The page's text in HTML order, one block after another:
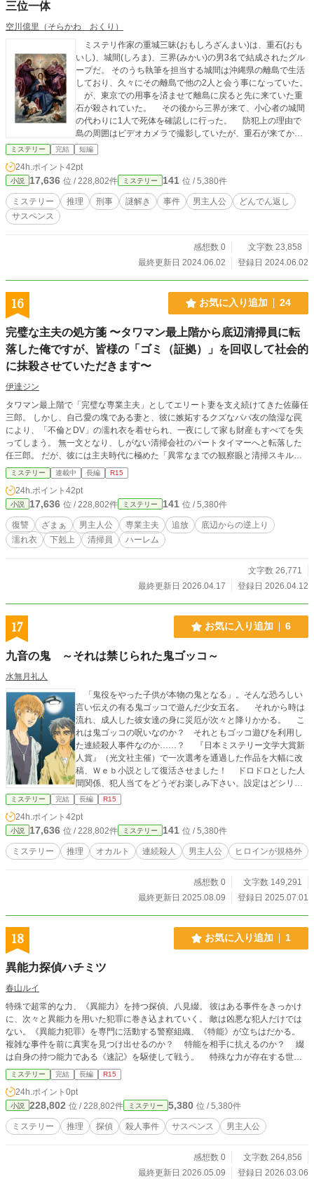
三位一体
空川億里（そらかわ おくり）
ミステリ作家の重城三昧(おもしろざんまい)は、重石(おも
いし)、城間(しろま)、三界(みかい)の男3名で結成されたグル
ープだ。 そのうち執筆を担当する城間は沖縄県の離島で生活
しており、久々にその離島で他の2人と会う事になっていた。
が、東京での用事を済ませて離島に戻ると先に来ていた重
石が殺されていた。 その後から三界が来て、小心者の城間
の代わりに1人で死体を確認しに行った。 防犯上の理由で
島の周囲はビデオカメラで撮影していたが、重石が来てから
城間が来るまで誰も来てないので、城間が疑われて沖縄県警
に逮捕される。 しかし城間と重石は大の親友で、城間に重
石を殺す動機がない。 都道府県の管轄を超えて捜査する日
本版FBIの全国警察の日置（ひおき）警部補は、沖縄県警に代
わって再捜査を開始する。
ミステリー 完結 短編
24h.ポイント 42pt
小説 17,636 位 / 228,802件 ミステリー 141 位 / 5,380件
ミステリー 推理 刑事 謎解き 事件 男主人公
どんでん返し
サスペンス
感想数 0
文字数 23,858
最終更新日 2024.06.02
登録日 2024.06.02
16 お気に入り追加 24
完璧な主夫の処方箋 〜タワマン最上階から底辺清掃員に転
落した俺ですが、皆様の「ゴミ（証拠）」を回収して社会的
に抹殺させていただきます〜
伊達ジン
タワマン最上階で「完璧な専業主夫」としてエリート妻を支え続けてきた佐藤任
三郎。 しかし、自己愛の塊である妻と、彼に嫉妬するクズなパパ友の陰湿な罠
により、「不倫とDV」の濡れ衣を着せられ、一夜にして家も財産もすべてを失
ってしまう。 無一文となり、しがない清掃会社のパートタイマーへと転落した
任三郎。 だが、彼には主夫時代に極めた「異常なまでの観察眼と清掃スキル」
があった。 タワマンやオフィスにおいて、清掃員は風景の一部であり「透明人
間」。 任三郎は誰にも気づかれることなく、ターゲットたちが無防備に捨てた
ゴミや微かな痕跡から、致命的な証拠を次々とプロファイリングしていく。 そ
んな彼の持つ、復讐への冷徹な執念に魅了され、各界の頂点に立つ美女たちが集
結する。 「君たちが捨てたゴミで、人生終わったな」 最強のヒロインたちが築
く完璧な包囲網と、名もなき清掃員による、容赦のない社会抹殺・復讐劇が今、
始まる――！
ミステリー 連載中 長編 R15
24h.ポイント 42pt
小説 17,636 位 / 228,802件 ミステリー 141 位 / 5,380件
復讐 ざまぁ 男主人公 専業主夫 追放
底辺からの逆上り
濡れ衣
下剋上 清掃員 ハーレム
文字数 26,771
最終更新日 2026.04.17
登録日 2026.04.12
17 お気に入り追加 6
九音の鬼 ～それは禁じられた鬼ゴッコ～
水無月礼人
「鬼役をやった子供が本物の鬼となる」。そんな恐ろしい
言い伝えの有る鬼ゴッコで遊んだ少女五名。 それから時は
流れ、成人した彼女達の身に災厄が次々と降りかかる。 こ
れは鬼ゴッコの呪いなのか？ それともゴッコ遊びを利用し
た連続殺人事件なのか……？ 『日本ミステリー文学大賞新
人賞』（光文社主催）で一次選考を通過した作品を大幅に改
稿、Ｗｅｂ小説として復活させました！ ドロドロとした人
間関係、犯人当てをどうぞお楽しみ下さい。設定はどシリア
スですが、文章には沢山ユーモアを織り交ぜてあります。 ※
【エブリスタ】でも公開しています。
ミステリー 完結 長編 R15
24h.ポイント 42pt
小説 17,636 位 / 228,802件 ミステリー 141 位 / 5,380件
ミステリー 推理 オカルト 連続殺人 男主人公 ヒロインが規格外
感想数 0
文字数 149,291
最終更新日 2025.08.09
登録日 2025.07.01
18 お気に入り追加 1
異能力探偵ハチミツ
春山ルイ
特殊で超常的な力、《異能力》を持つ探偵、八見綴。 彼はある事件をきっかけ
に、次々と異能力を用いた犯罪に巻き込まれていく。 敵は凶悪な犯人だけでは
ない。《異能力犯罪》を専門に活動する警察組織、《特能》が立ちはだかる。
複雑な事件を前に真実を見つけ出せるのか？ 特能を相手に抗えるのか？ 綴
は自身の持つ能力である《速記》を駆使して戦う。 特殊な力が存在する世界
ミステリー 完結 長編 R15
24h.ポイント 0pt
小説 228,802 位 / 228,802件 ミステリー 5,380 位 / 5,380件
ミステリー 推理 探偵 殺人事件 サスペンス 男主人公
感想数 0
文字数 264,856
最終更新日 2026.05.09
登録日 2026.03.06